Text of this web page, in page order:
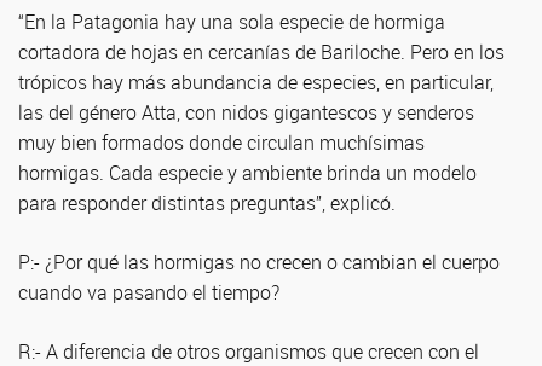
“En la Patagonia hay una sola especie de hormiga
cortadora de hojas en cercanías de Bariloche. Pero en los
trópicos hay más abundancia de especies, en particular,
las del género Atta, con nidos gigantescos y senderos
muy bien formados donde circulan muchísimas
hormigas. Cada especie y ambiente brinda un modelo
para responder distintas preguntas”, explicó.
P:- ¿Por qué las hormigas no crecen o cambian el cuerpo
cuando va pasando el tiempo?
R:- A diferencia de otros organismos que crecen con el